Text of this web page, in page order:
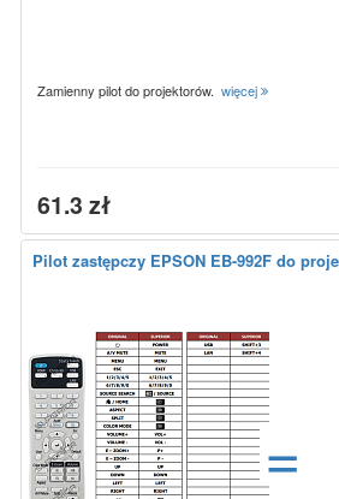
Zamienny pilot do projektorów. więcej
61.3 zł
Pilot zastępczy EPSON EB-992F do
=